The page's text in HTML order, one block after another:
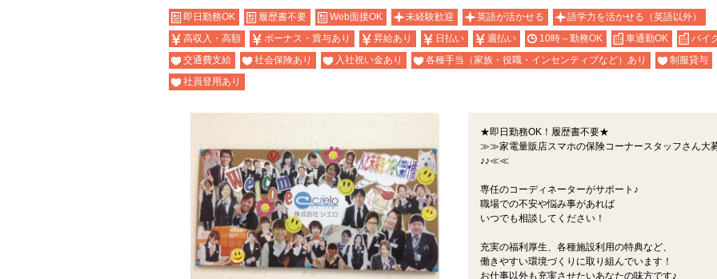
即日勤務OK 履歴書不要 Web面接OK 未経験歓迎 英語が活かせる
語学力を活かせる（英語以外）
高収入・高額
ボーナス・賞与あり 昇給あり 日払い 週払い 10時～勤務OK 車通勤OK
バイ
交通費支給
社会保険あり 入社祝い金あり 各種手当（家族・役職・インセンティブなど）あり
制服貸与
社員登用あり
★即日勤務OK！履歴書不要★
≫≫家電量販店スマホの保険コーナースタッフさん大
♪♪≪≪
専任のコーディネーターがサポート♪
職場での不安や悩み事があれば
いつでも相談してください！
充実の福利厚生、各種施設利用の特典など、
働きやすい環境づくりに取り組んでいます！
お仕事以外も充実させたいあなたの味方です♪